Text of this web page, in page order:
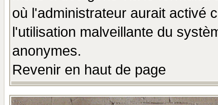
où l'administrateur aurait activé
l'utilisation malveillante du
anonymes.
Revenir en haut de page